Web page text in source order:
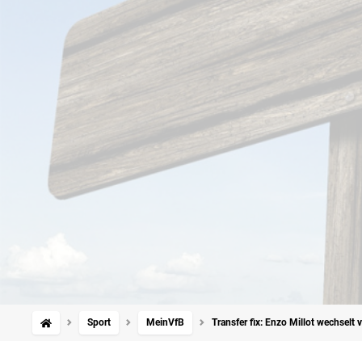
Sport MeinVfB Transfer fix: Enzo Millot wechselt